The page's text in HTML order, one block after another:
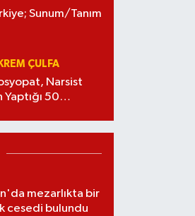
Sunum/Tanım
ÇULFA
Narsist
50
mezarlıkta bir
cesedi bulundu